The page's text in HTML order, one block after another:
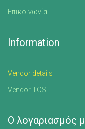
Επικοινωνία
Information
Vendor details
Vendor TOS
Ο λογαριασμός